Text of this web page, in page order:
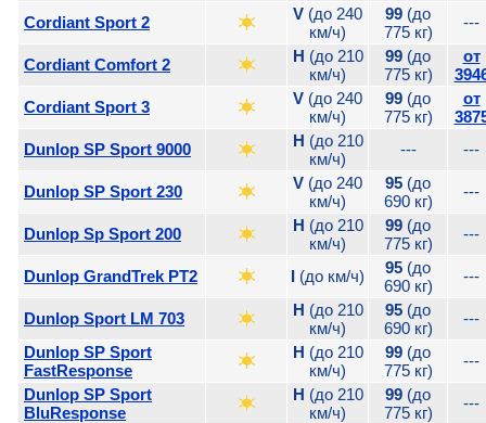
Cordiant Sport 2 V (до 240
км/ч)
99 (до
775 кг)
---
Cordiant Comfort 2 H (до 210
км/ч)
99 (до
775 кг)
от
Cordiant Sport 3
V (до 240
км/ч)
99 (до
775 кг)
от
Dunlop SP Sport 9000
H (до 210
км/ч)
--- ---
Dunlop SP Sport 230 V (до 240
км/ч)
95 (до
690 кг)
---
Dunlop Sp Sport 200 H (до 210
км/ч)
99 (до
775 кг)
---
Dunlop GrandTrek PT2 I (до км/ч) 95 (до
690 кг)
---
Dunlop Sport LM 703 H (до 210
км/ч)
95 (до
690 кг)
---
Dunlop SP Sport
FastResponse
H (до 210
км/ч)
99 (до
775 кг)
---
Dunlop SP Sport
BluResponse
H (до 210
км/ч)
99 (до
775 кг)
---